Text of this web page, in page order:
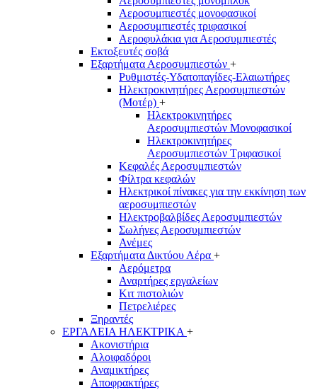
Αεροσυμπιεστές μονοφασικοί
Αεροσυμπιεστές τριφασικοί
Αεροφυλάκια για Αεροσυμπιεστές
Εκτοξευτές σοβά
Εξαρτήματα Αεροσυμπιεστών +
Ρυθμιστές-Υδατοπαγίδες-Ελαιωτήρες
Ηλεκτροκινητήρες Αεροσυμπιεστών
(Μοτέρ) +
Ηλεκτροκινητήρες
Αεροσυμπιεστών Μονοφασικοί
Ηλεκτροκινητήρες
Αεροσυμπιεστών Τριφασικοί
Κεφαλές Αεροσυμπιεστών
Φίλτρα κεφαλών
Ηλεκτρικοί πίνακες για την εκκίνηση των
αεροσυμπιεστών
Ηλεκτροβαλβίδες Αεροσυμπιεστών
Σωλήνες Αεροσυμπιεστών
Ανέμες
Εξαρτήματα Δικτύου Αέρα +
Αερόμετρα
Αναρτήρες εργαλείων
Κιτ πιστολιών
Πετρελιέρες
Ξηραντές
ΕΡΓΑΛΕΙΑ ΗΛΕΚΤΡΙΚΑ +
Ακονιστήρια
Αλοιφαδόροι
Αναμικτήρες
Αποφρακτήρες